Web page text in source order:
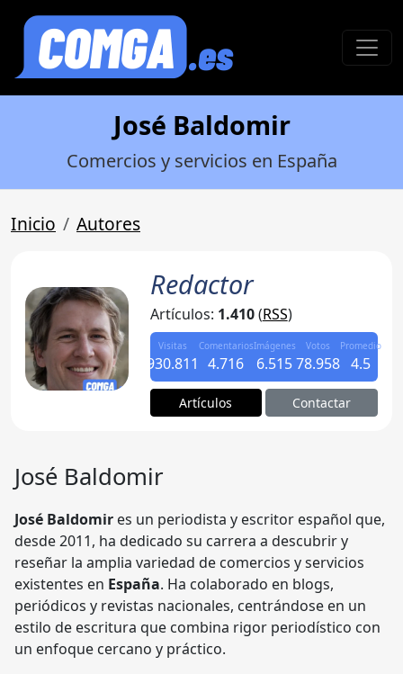
José Baldomir
Comercios y servicios en España
Inicio Autores
Redactor
Artículos: 1.410(RSS)
Visitas
930.811
Comentarios
4.716
Imágenes
6.515
Votos
78.958
Promedio
4.5
Artículos Contactar
José Baldomir
José Baldomir es un periodista y escritor español que,
desde 2011, ha dedicado su carrera a descubrir y
reseñar la amplia variedad de comercios y servicios
existentes en España. Ha colaborado en blogs,
periódicos y revistas nacionales, centrándose en un
estilo de escritura que combina rigor periodístico con
un enfoque cercano y práctico.